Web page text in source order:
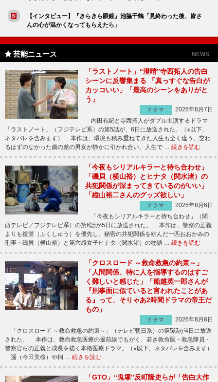
【インタビュー】『きらきら眼鏡』池脇千鶴「見終わった後、皆さ
んの心が温かくなってもらえたら」
芸能ニュース NEWS
「ラストノート」“澄晴”寺西拓人の告白
シーンに反響集まる 「真っすぐな告白が
カッコいい」「最高のシーンをありがと
う」
ドラマ
2026年8月7日
内田有紀と寺西拓人がダブル主演するドラマ
「ラストノート」（フジテレビ系）の第5話が、6日に放送された。（※以下、
ネタバレを含みます） 本作は、環境も積み重ねてきた人生も全く違う、交わ
るはずのなかった歳の差の男女が静かに引かれ合い、人生で … 続きを読む
「今夜もシリアルキラーと待ち合わせ」
「磯貝（横山裕）とヒナタ（関水渚）の
共犯関係が深まってきているのがいい」
「縦山裕二さんのグッズ欲しい」
ドラマ
2026年8月6日
「今夜もシリアルキラーと待ち合わせ」（関
西テレビ／フジテレビ系）の第6話が5日に放送された。 本作は、警察の正義
よりも復讐（ふくしゅう）を優先し、秘密の共犯関係を結んだ一匹おおかみの
刑事・磯貝（横山裕）と第六感女子ヒナタ（関水渚）の物語 … 続きを読む
「クロスロード ～救命救急の約束～」
「人間関係、特に人を指導するのはすご
く難しいと感じた」「船越英一郎さんが
『刑事面に似ていると言われたことがあ
る』って、そりゃあ2時間ドラマの帝王だ
もの」
ドラマ
2026年8月6日
「クロスロード ～救命救急の約束～」（テレビ朝日系）の第5話が4日に放送
された。 本作は、救命救急医療の最前線でもがく、若き救命医・救急隊員・
警察官らの正義と成長を描く本格医療ドラマ。（※以下、ネタバレを含みます）
遥（今田美桜）や桐 … 続きを読む
「GTO」“鬼塚”反町隆史らが「告白大作